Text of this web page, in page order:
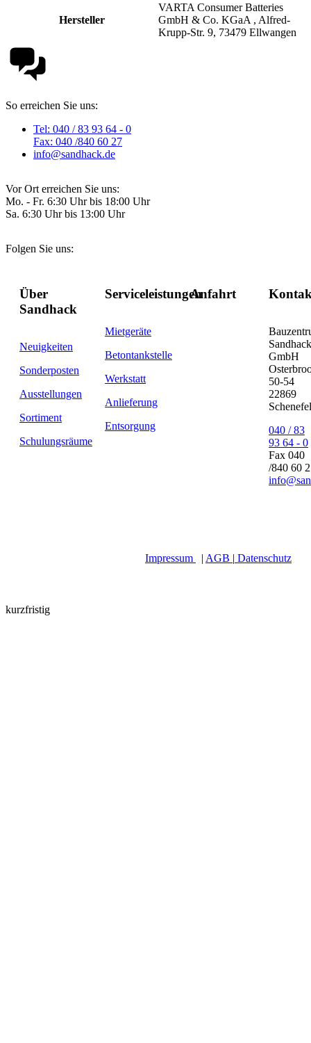
Hersteller
VARTA Consumer Batteries
GmbH & Co. KGaA , Alfred-
Krupp-Str. 9, 73479 Ellwangen
So erreichen Sie uns:
Tel: 040 / 83 93 64 - 0
Fax: 040 /840 60 27
info@sandhack.de
Vor Ort erreichen Sie uns:
Mo. - Fr. 6:30 Uhr bis 18:00 Uhr
Sa. 6:30 Uhr bis 13:00 Uhr
Folgen Sie uns:
Über
Sandhack
Neuigkeiten
Sonderposten
Ausstellungen
Sortiment
Schulungsräume
Serviceleistungen
Mietgeräte
Betontankstelle
Werkstatt
Anlieferung
Entsorgung
Anfahrt
Sandhack
GmbH
50-54
22869
040 / 83
93 64 - 0
Fax 040
/840 60
Impressum | AGB | Datenschutz
kurzfristig